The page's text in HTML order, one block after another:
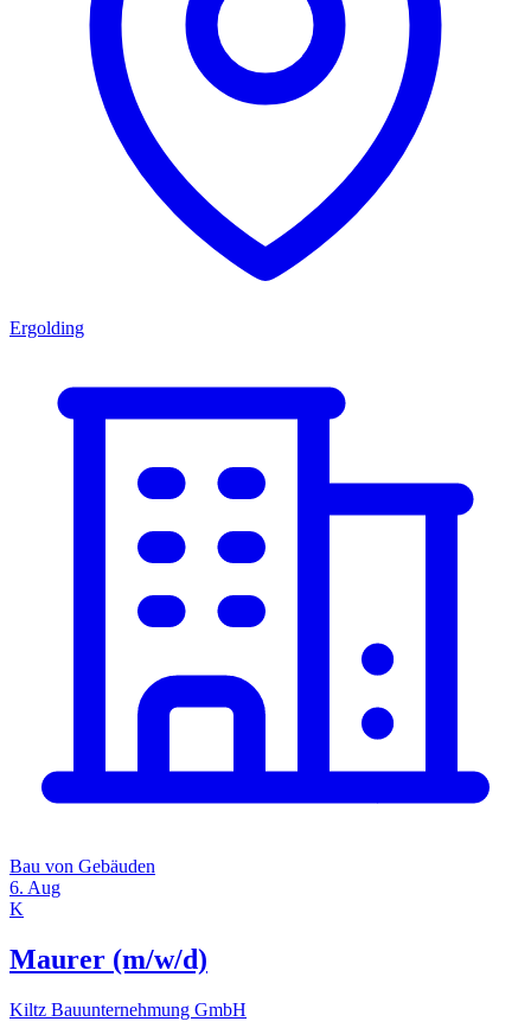
Ergolding
Bau von Gebäuden
6. Aug
K
Maurer (m/w/d)
Kiltz Bauunternehmung GmbH